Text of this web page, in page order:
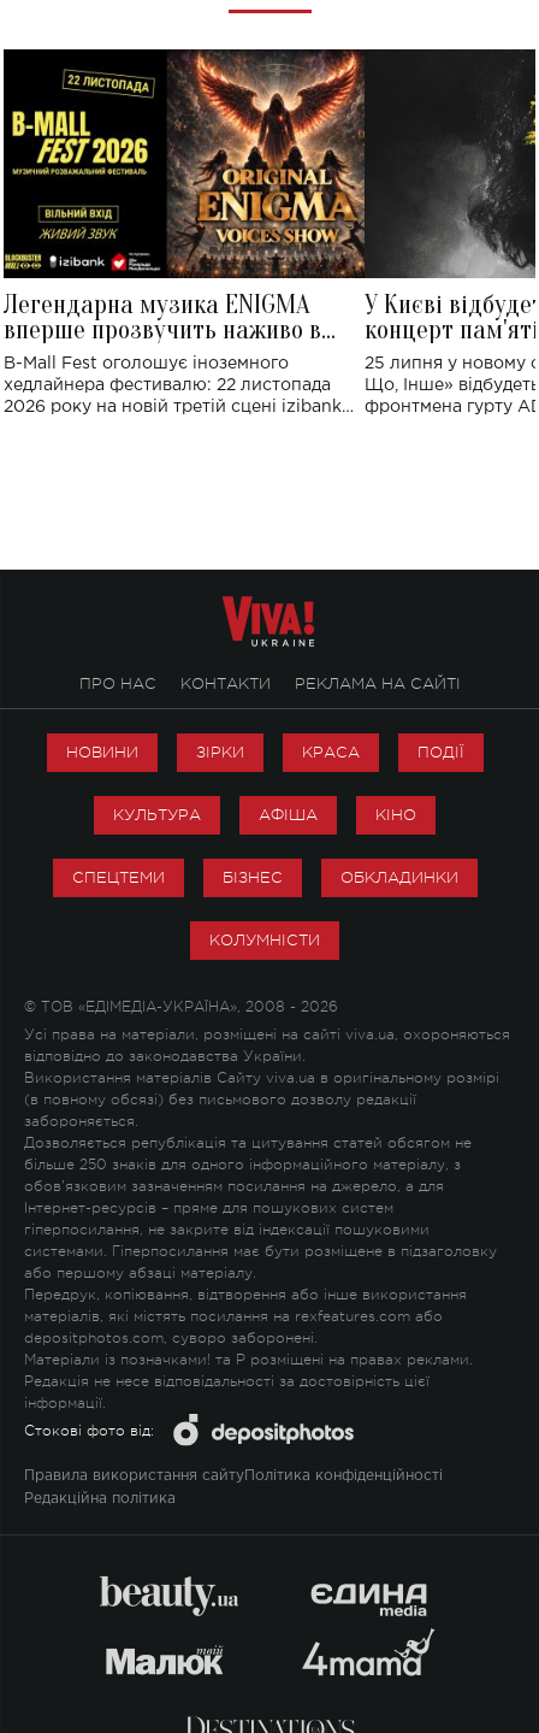
Легендарна музика ENIGMA
вперше прозвучить наживо в
Україні: де відбудеться концерт
B-Mall Fest оголошує іноземного
хедлайнера фестивалю: 22 листопада
2026 року на новій третій сцені izibank
У Києві
концерт
Клименка:
виконають
25 липня у новому
Що, Інше»
фронтмена гурту
ПРО НАС КОНТАКТИ РЕКЛАМА НА САЙТІ
НОВИНИ ЗІРКИ КРАСА ПОДІЇ
КУЛЬТУРА АФІША КІНО
СПЕЦТЕМИ БІЗНЕС ОБКЛАДИНКИ
КОЛУМНІСТИ
© ТОВ «ЕДІМЕДІА-УКРАЇНА», 2008 - 2026
Усі права на матеріали, розміщені на сайті viva.ua, охороняються
відповідно до законодавства України.
Використання матеріалів Сайту viva.ua в оригінальному розмірі
(в повному обсязі) без письмового дозволу редакції
забороняється.
Дозволяється републікація та цитування статей обсягом не
більше 250 знаків для одного інформаційного матеріалу, з
обов'язковим зазначенням посилання на джерело, а для
Інтернет-ресурсів – пряме для пошукових систем
гіперпосилання, не закрите від індексації пошуковими
системами. Гіперпосилання має бути розміщене в підзаголовку
або першому абзаці матеріалу.
Передрук, копіювання, відтворення або інше використання
матеріалів, які містять посилання на rexfeatures.com або
depositphotos.com, суворо заборонені.
Матеріали із позначками! та P розміщені на правах реклами.
Редакція не несе відповідальності за достовірність цієї
інформації.
Стокові фото від:
Правила використання сайту Політика конфіденційності
Редакційна політика